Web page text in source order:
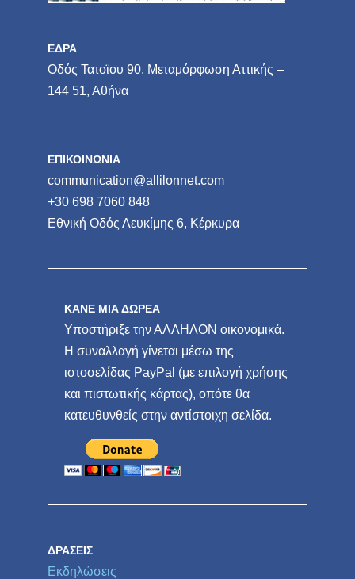
ΕΔΡΑ
Οδός Τατοϊου 90, Μεταμόρφωση Αττικής –
144 51, Αθήνα
ΕΠΙΚΟΙΝΩΝΙΑ
communication@allilonnet.com
+30 698 7060 848
Εθνική Οδός Λευκίμης 6, Κέρκυρα
ΚΑΝΕ ΜΙΑ ΔΩΡΕΑ
Υποστήριξε την ΑΛΛΗΛΟΝ οικονομικά.
Η συναλλαγή γίνεται μέσω της
ιστοσελίδας PayPal (με επιλογή χρήσης
και πιστωτικής κάρτας), οπότε θα
κατευθυνθείς στην αντίστοιχη σελίδα.
ΔΡΆΣΕΙΣ
Εκδηλώσεις